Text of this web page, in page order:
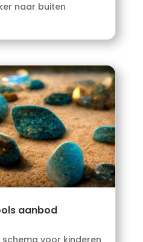
naar buiten
aanbod
schema voor kinderen